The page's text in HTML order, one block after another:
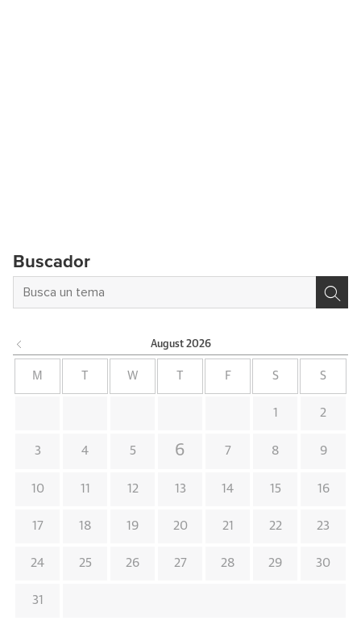
Buscador
August 2026
M W F S S
1 2
3 4 5 6 7 8 9
10 11 12 13 14 15 16
17 18 19 20 21 22 23
24 25 26 27 28 29 30
31